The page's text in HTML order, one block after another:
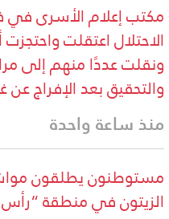
مكتب إعلام الأسرى
ونقلت عددًا منهم إلى
والتحقيق بعد الإفراج عن
منذ ساعة واحدة
مستوطنون يطلقون
الزيتون في منطقة “رأس